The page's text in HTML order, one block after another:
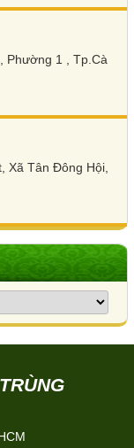
Phường 1 , Tp.Cà
Xã Tân Đông Hội,